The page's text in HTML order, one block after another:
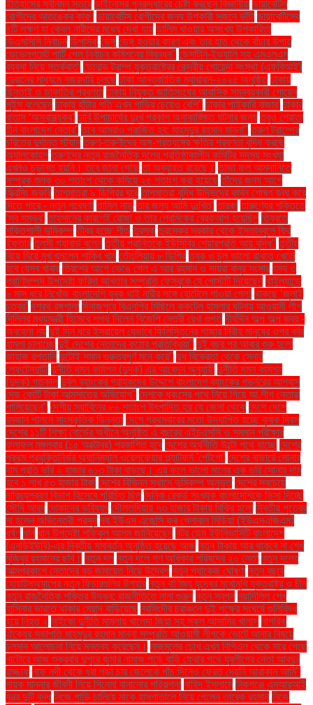
ইতিহাসের সর্বনিম্ন স্তরে ডাইনোসর পুনরুদ্ধারের চেষ্টা করছেন বিজ্ঞানীরা ডায়াবেটিস
রোগীদের আতঙ্কের কারণ ডায়াবেটিস রোগীদের জন্য উপকারী সজনে ডাঁটা ডায়াবেটিসের
৪টি লক্ষণ যা কেবল নারীদের মধ্যে দেখা যায় ডালিম খাওয়ার অসংখ্য উপকারিতা
ডিএসসিসি নির্বাচন ডিপসিক ডেঙ্গু ডেঙ্গু হওয়ার কারণ এবং তার হাত থেকে বাঁচার উপায়
ডেভেলপমেন্ট পার্টি পেল নির্বাচন কমিশনের নিবন্ধন" ডেসটিনি-ইভ্যালি সহ এমএলএম
ব্যবসা নিয়ে সতর্কবার্তা ডোনাল্ড ট্রাম্প যুক্তরাষ্ট্রের কেন্দ্রীয় গোয়েন্দা সংস্থা (এফবিআই)
ড্রোনের মাধ্যমে নজরদারি চলছে ঢাকা আন্তর্জাতিক ম্যারাথন-২০২৫ অনুষ্ঠিত ঢাকায়
ছিনতাই ও ডাকাতির প্রবণতা ঢাকায় নিযুক্ত জাতিসংঘের আবাসিক সমন্বয়কারী গোয়েন
লুইস বলেছেন ঢাকায় হাঁটার গতি এখন গাড়ির চেয়েও বেশি'' ঢাকার পাইকারি বাজার' ঢাকার
বাতাস ‘অস্বাস্থ্যকর’ ঢাবি উপাচার্যের দুঃখ প্রকাশ অনাকাঙ্ক্ষিত ঘটনার জন্য তবুও শ্রোতা
হীন বাংলাদেশ বেতার” তবে আমরাও পরাজিত হব: মাহমুদুর রহমান মান্না" তরুণ ট্রাম্পের
চরিত্রে দুর্দান্ত স্ট্যান তরুণ-তরুণীদের অঙ্গ-প্রত্যঙ্গের ক্ষতির প্রবণতা বৃদ্ধি করছে
অ্যালকোহল তরুণদের নতুন রাজনৈতিক দলের প্রতিষ্ঠাকালীন কমিটির সদস্য সংখ্যা
এখনও চূড়ান্ত হয়নি। তবে জানা গেছে তা অব্যাহত রয়েছে। তাজা ফল আমদানিতে
সম্পূরক শুল্ক ৩০ শতাংশ থেকে কমিয়ে ২৫ শতাংশ করা হয়েছে তাঁদের জন্য আগে
স্ক্রিনিং জরুরি তাপমাত্রা ৯ ডিগ্রির ঘরে তাপমাত্রা বৃদ্ধি উদ্ভিদের কার্বন শোষণ বন্ধ করে
দিতে পারে - নতুন গবেষণা তামিল নাড়ু তার জন্য আমি দুঃখিত' তারকা তারুণ্যের শক্তিতে
‘সব সম্ভব’ তাহসানের কারণেই রোজা ও তার প্রেমিকের ব্রেকআপ হয়েছিল তিব্বতে
শক্তিশালী ভূমিকম্প তীব্র হচ্ছে শীত তুরস্ক তুরস্কের সরকার থেকে ইস্তানবুলে ফ্রি
ইফতার তুলসী গ্যাবার্ড বলেন তৃতীয় প্রান্তিকে ইউসিবির শেয়ারপ্রতি আয় বৃদ্ধি" তৃতীয়
বিয়ে নিয়ে মুখ খুললেন শাকিব খান তেঁতুলিয়ায় ৮ ডিগ্রি ত্বক ও চুল ভালো রাখতে খেতে
হবে যেসব খাবার ত্রিশের আগে ভেঙে গেল এ আর রহমান ও সায়রা বানুর সংসার ৎস্য ও
প্রাণিসম্পদ উপদেষ্টা ফরিদা আখতার সম্প্রতি ফেসবুকে যে পোস্টটি দিয়েছেন থাইল্যান্ডে
৬ মাস ধরে নিখোঁজ বাংলাদেশি যুবক থাই নারীর সঙ্গে হোটেলে পাওয়া গেল! থাকছে ‘জুলাই
চত্বর’ দশরথ রঙ্গশালা দিনাজপুরে বিএনপির মিছিলে ককটেল হামলার ঘটনায় আওয়ামী লীগ
দিল্লির মুখ্যমন্ত্রী হিসেবে শপথ নিলেন বিজেপি নেত্রী রেখা গুপ্ত দীর্ঘদিন অল্প অল্প জ্বর -
অবহেলা নয় দুই দিন ধরে ইসরায়েল যেভাবে ফিলিস্তিনের গাজার নিরীহ মানুষের ওপর বর্বর
হামলা চালাচ্ছে দুই দেশের নেতাদের কঠোর প্রতিক্রিয়া" দুই বছর পর আবার শুরু হলো
জাহাজ রপ্তানি দুটোই সমান গুরুত্বপূর্ণ মনে করে" দুধ বিক্রেতা থেকে সেনার
লেফটেন্যান্ট! দুর্নীতি দমন কমিশন (দুদক) এর আবেদন অনুযায়ী দুর্নীতি দমন কমিশন
(দুদক) গতকাল দুর্বল ব্যাংকের গ্রাহকদের উদ্দেশে বাংলাদেশ ব্যাংকের গভর্নরের আশ্বাস
দেড় কোটি টাকা আত্মসাতের অভিযোগ" দেশকে ধ্বংসের পথে নিয়ে গিয়ে আ.লীগ নেতারা
পালিয়েছেন" দেশীয় সয়াবিনের ৮০ শতাংশ উৎপাদিত হয় যে জেলা থেকে দেশে দেশে
রমজান পালনে সাংস্কৃতিক ভিন্নতা দেশে প্রথমবারের মতো উদযাপিত হচ্ছে কৃষক দিবস
দেশের ১১টি শিক্ষা বোর্ডের অধীনে অনুষ্ঠিত এ বছরের এইচএসসি ও সমমান পরীক্ষার
ফলাফল মঙ্গলবার (১৫ অক্টোবর) প্রকাশিত হবে দেশের অর্থনীতি উল্টো পথে যাচ্ছে দেশের
প্রথম প্রযুক্তিনির্ভর অ্যানিম্যাল ওয়েলফেয়ার প্ল্যাটফর্ম 'পেটগো' দেশের বাজারে সোনার
দাম প্রতি ভরি ২ হাজার ৬১৩ টাকা বাড়ছে। এর ফলে ভালো মানের এক ভরি সোনার দাম
হবে ১ লাখ ৫৩ হাজার টাকা দেশের বিভিন্ন স্থানে ভূমিকম্প অনুভূত দেশের সবচেয়ে
দারিদ্র্যপ্রবণ বিভাগ হিসেবে পরিচিত ছিল দৈনিক রেকর্ড সংখ্যক বাংলাদেশিকে ভিসা দিচ্ছে
সৌদি আরব দোকানের ভবিষ্যৎ দৌলতদিয়ায় ৭৩ হাজার টাকায় বিক্রি হলো দ্বিতীয় পুত্রের
মা হলেন অভিনেত্রী প্রসূন দ্য ইউএস এজেন্সি ফর গ্লোবাল মিডিয়া (ইউএসএজিএম)
ধর্ষণ ধান ধান উপদেষ্টা শফিকুল আলম জানিয়েছেন নটর ডেম ইউনিভার্সিটি বাংলাদেশ
(এনডিইউবি)-এর দ্বিতীয় সমাবর্তন অনুষ্ঠিত হয়েছে আজ নতুন টাকায় আর থাকবে না শেখ
মুজিবুর রহমানের ছবি। নতুন দল নতুন দলে গণ অধিকার পরিষদের ২০ নেতা নতুন দলের
আত্মপ্রকাশে নেতাদের বড় জমায়েত নিয়ে উদ্বেগ নতুন প্যাকেজ ঘোষণা নতুন বছরে
হোয়াটসঅ্যাপের নতুন ফিচারগুলির উপহার নতুন বাণিজ্য যুদ্ধের মুখোমুখি যুক্তরাষ্ট্র ও চীন
নতুন রাজনৈতিক শক্তির উদ্ভব: রাজনীতিতে নানা গুঞ্জন নতুন স্বপ্ন নয়াদিল্লি শেখ
হাসিনার ভারতে থাকার মেয়াদ বাড়িয়েছে নরসিংদীর চরাঞ্চলে দুই পক্ষের সংঘর্ষে গুলিবিদ্ধ
হয়ে নিহত ২ নাইকো দুর্নীতি মামলায় খালেদা জিয়া সহ সকল আসামির খালাস নাগরিক
ঐক্যের সভাপতি মাহমুদুর রহমান মান্না সম্প্রতি আওয়ামী লীগকে ভোটে আনার বিষয়ে
চলমান আলোচনা নিয়ে মন্তব্য করেছেন। নাজমুলের চোখ এখন বিপিএল থেকে সরে গেছে
নাটোরে আজ শুক্রবার দুপুরে জুমার নামাজ পড়ে বাড়ি ফেরার পথে যুবলীগের নেতা আবদুর
রাজ্জাক নাফ নদী থেকে ধরা পড়া চার জেলেকে পাঁচ দিনেও ফেরত দেয়নি আরাকান আর্মি"
নায়ক মান্নার জীবনী নিয়ে সিনেমা বানানোর পরিকল্পনা নাহিদ ইসলামে নিকগঞ্জে এমআরআই
যন্ত্র দুটি বন্ধ নিজে গাড়ি চালিয়ে মাকে হাসপাতালে নিয়ে গেলেন তারেক রহমান নিজে